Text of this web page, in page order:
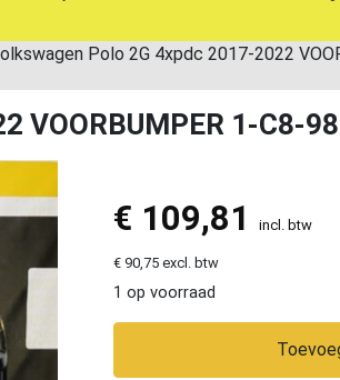
Polo 2G 4xpdc 2017-2022
VOORBUMPER 1-C8-
€ 109,81 incl. btw
€ 90,75 excl. btw
1 op voorraad